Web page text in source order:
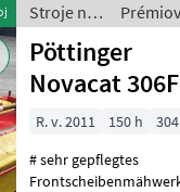
Stroje na
zber
objemových
krmív /
Pöttinger
Pöttinger
Novacat 306F
R. v. 2011 150 h
# sehr gepflegtes